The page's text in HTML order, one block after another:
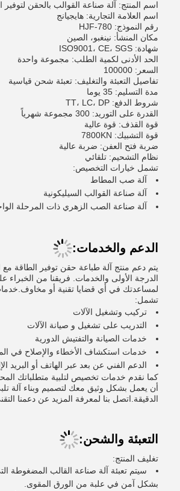
اسم المنتج: آلة صناعة القوالب بالحقن لتوفير
اسم العلامة التجارية: هايجيانج
رقم النموذج: HJF-780
مكان المنشأ: نينغبو، الصين
شهادة: ISO9001، CE، SGS
الحد الأدنى لكمية الطلب: مجموعة واحدة
السعر: 100000
تفاصيل التعبئة والتغليف: تعبئة شحن قياسية
مدة التسليم: 35 يوما
شروط الدفع: TT، LC، DP
القدرة على التوريد: 300 مجموعة شهرياً
قوة القذف: قوة عالية
قوة التشبيك: 7800KN
ضربة فتح العفن: ضربة عالية
نظام التشحيم: تلقائي
تشمل خيارات التخصيص:
آلة صب المطاط
آلة صناعة القوالب السيليكونية
آلة صناعة الصب الزهري ذات المرحلة
الدعم والخدمات:
يتم دعم منتج آلة طباعة حقن توفير الطاقة مع
الدرجة الأولى والخدمات. فريقنا من الخبراء
لمساعدتك في أي قضايا تقنية أو
تشمل:
تركيب وتشغيل الآلات
التدريب على تشغيل و صيانة الآلات
خدمات الصيانة والتفتيش الدورية
خدمات استكشاف الأخطاء والإصلاح في
الدعم الفني عن بعد عبر الهاتف أو البريد
كما نقدم خدمات تخصيص لتلبية متطلباتك
أن يعمل بشكل وثيق معك لتصميم وبناء آلة
الدقيقة.اتصل بنا لمعرفة المزيد عن دعمنا
التعبئة والشحن:
تغليف المنتج:
سيتم تعبئة آلة صناعة القالب المضغوطة
بشكل آمن في علبة من الورق المقوى.